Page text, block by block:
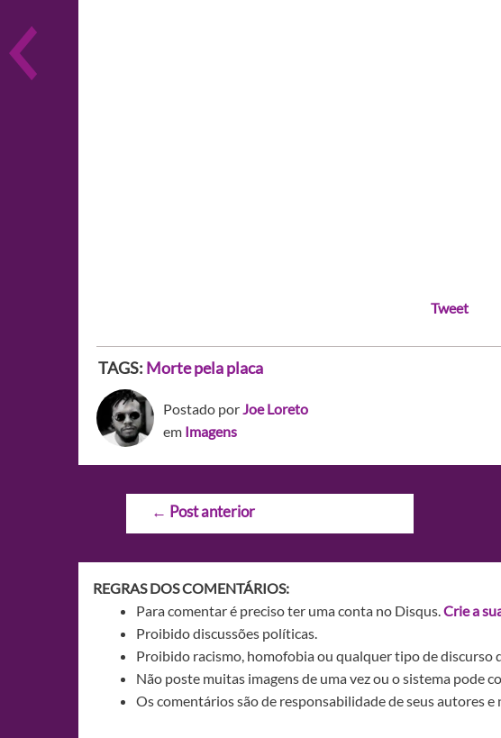
Tweet
TAGS: Morte pela placa
Postado porJoe Loreto
em Imagens
Navegação
← Post anterior
REGRAS DOS COMENTÁRIOS:
Para comentar é preciso ter uma conta no Disqus.Crie a
Proibido discussões políticas.
Proibido racismo, homofobia ou qualquer tipo de discurso
Não poste muitas imagens de uma vez ou o sistema pode
Os comentários são de responsabilidade de seus autores